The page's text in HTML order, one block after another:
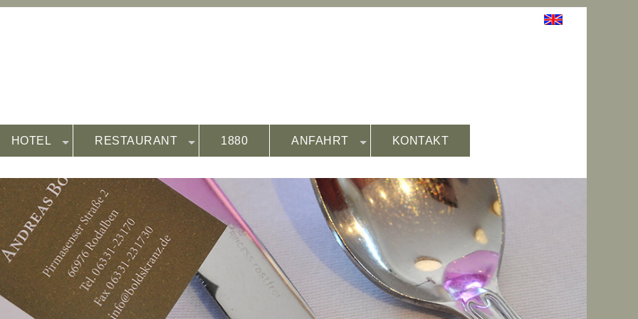
HOTEL RESTAURANT 1880 ANFAHRT KONTAKT